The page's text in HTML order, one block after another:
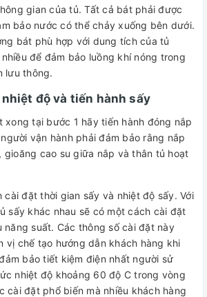
gian của tủ. Tất cả bát phải được
bảo nước có thể chảy xuống bên dưới.
bát phù hợp với dung tích của tủ
để đảm bảo luồng khí nóng trong
lưu thông.
độ và tiến hành sấy
xong tại bước 1 hãy tiến hành đóng nắp
vận hành phải đảm bảo rằng nắp
cao su giữa nắp và thân tủ hoạt
cài đặt thời gian sấy và nhiệt độ sấy. Với
sấy khác nhau sẽ có một cách cài đặt
năng suất. Các thông số cài đặt này
vị chế tạo hướng dẫn khách hàng khi
bảo tiết kiệm điện nhất người sử
nhiệt độ khoảng 60 độ C trong vòng
cài đặt phổ biến mà nhiều khách hàng